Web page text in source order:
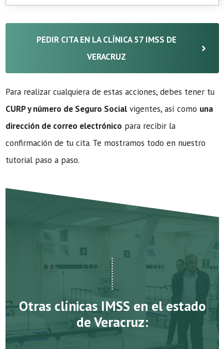
PEDIR CITA EN LA CLÍNICA 57 IMSS DE
VERACRUZ
Para realizar cualquiera de estas acciones, debes tener tu
CURP y número de Seguro Social vigentes, así como una
dirección de correo electrónico para recibir la
confirmación de tu cita. Te mostramos todo en nuestro
tutorial paso a paso.
Otras clínicas IMSS en el estado
de Veracruz: